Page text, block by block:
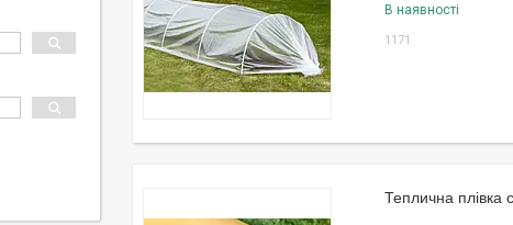
В наявності
1171
Теплична плівка